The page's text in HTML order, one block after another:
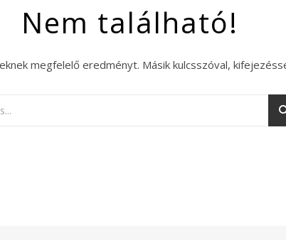
Nem található!
megfelelő eredményt. Másik kulcsszóval,